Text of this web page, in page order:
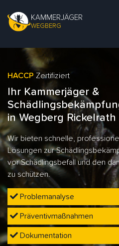
KAMMERJÄGER
WEGBERG
HACCP Zertifiziert
Ihr Kammerjäger &
in Wegberg Rickelrath
Wir bieten schnelle,
Lösungen zur
vor Schädlingsbefall und den
zu schützen.
Problemanalyse
Präventivmaßnahmen
Dokumentation